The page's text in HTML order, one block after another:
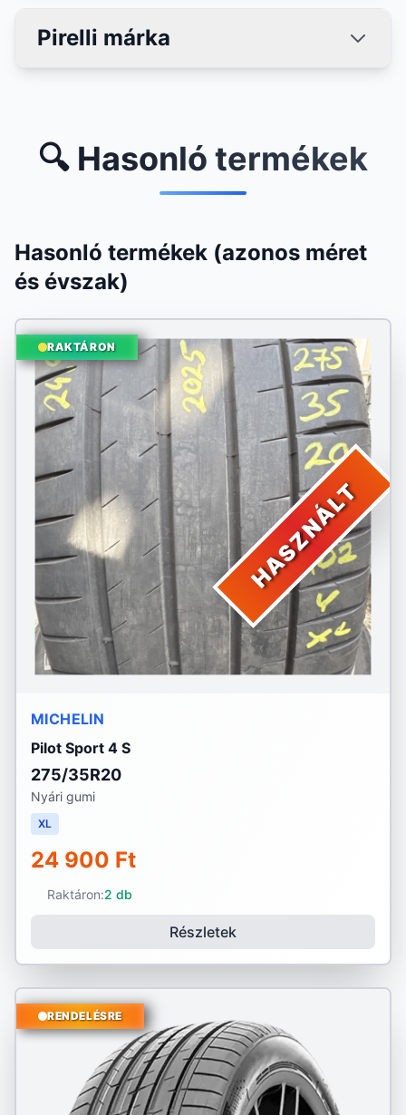
Pirelli márka
🔍 Hasonló termékek
Hasonló termékek (azonos méret
és évszak)
HASZNÁLT
RAKTÁRON
MICHELIN
Pilot Sport 4 S
275/35R20
Nyári gumi
XL
24 900 Ft
Raktáron:2 db
Részletek
RENDELÉSRE